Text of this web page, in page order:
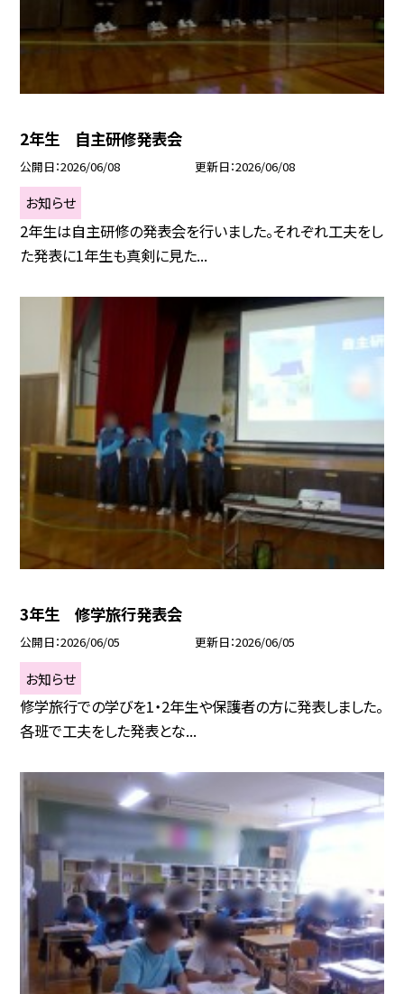
2年生 自主研修発表会
公開日 2026/06/08 更新日 2026/06/08
お知らせ
2年生は自主研修の発表会を行いました。それぞれ工夫をし
た発表に1年生も真剣に見た...
3年生 修学旅行発表会
公開日 2026/06/05 更新日 2026/06/05
お知らせ
修学旅行での学びを1・2年生や保護者の方に発表しました。
各班で工夫をした発表とな...